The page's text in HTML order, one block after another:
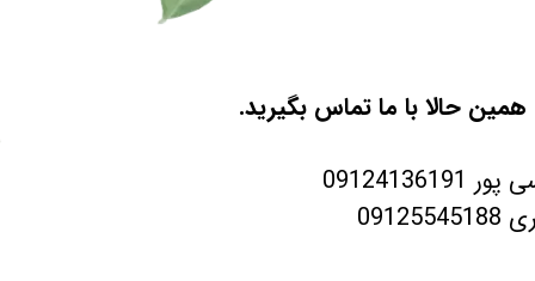
حالا با ما تماس بگیرید.